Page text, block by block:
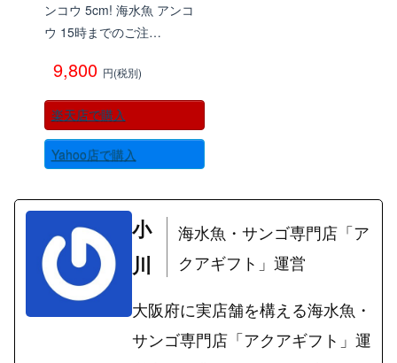
ンコウ 5cm! 海水魚 アンコ
ウ 15時までのご注…
9,800 円(税別)
楽天店で購入
Yahoo店で購入
小
川
海水魚・サンゴ専門店「ア
クアギフト」運営
大阪府に実店舗を構える海水魚・
サンゴ専門店「アクアギフト」運